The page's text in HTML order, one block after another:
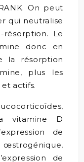
On peut
qui neutralise
Le
donc en
la résorption
plus les
actifs.
vitamine D
de
œstrogénique,
de